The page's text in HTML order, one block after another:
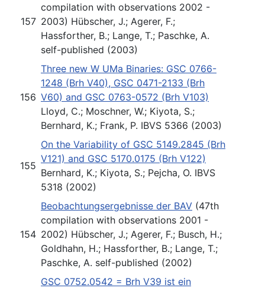
157
compilation with observations 2002 -
2003) Hübscher, J.; Agerer, F.;
Hassforther, B.; Lange, T.; Paschke, A.
self-published (2003)
156
Three new W UMa Binaries: GSC 0766-
1248 (Brh V40), GSC 0471-2133 (Brh
V60) and GSC 0763-0572 (Brh V103)
Lloyd, C.; Moschner, W.; Kiyota, S.;
Bernhard, K.; Frank, P. IBVS 5366 (2003)
155
On the Variability of GSC 5149.2845 (Brh
V121) and GSC 5170.0175 (Brh V122)
Bernhard, K.; Kiyota, S.; Pejcha, O. IBVS
5318 (2002)
154
Beobachtungsergebnisse der BAV (47th
compilation with observations 2001 -
2002) Hübscher, J.; Agerer, F.; Busch, H.;
Goldhahn, H.; Hassforther, B.; Lange, T.;
Paschke, A. self-published (2002)
GSC 0752.0542 = Brh V39 ist ein